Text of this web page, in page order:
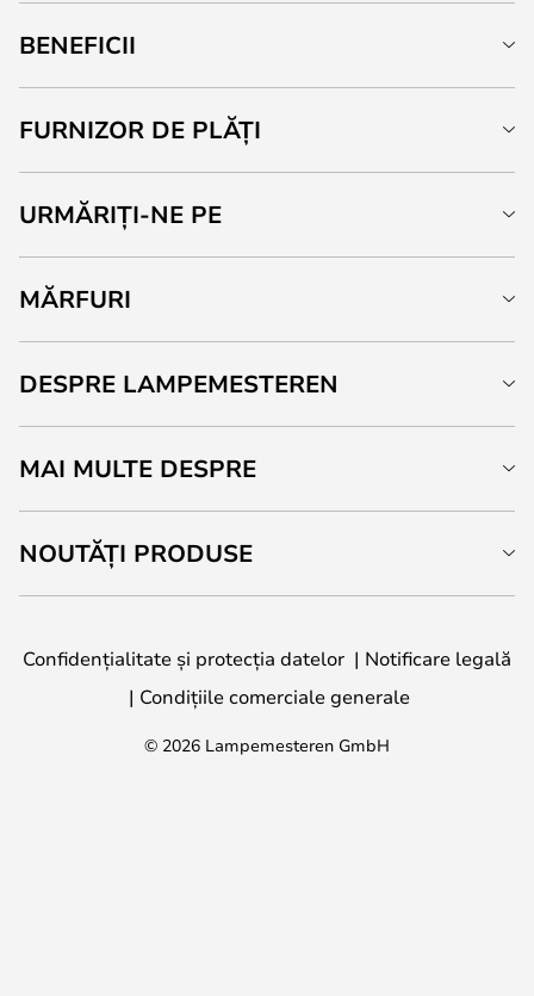
BENEFICII
FURNIZOR DE PLĂȚI
URMĂRIȚI-NE PE
MĂRFURI
DESPRE LAMPEMESTEREN
MAI MULTE DESPRE
NOUTĂȚI PRODUSE
Confidențialitate și protecția datelor
Notificare legală
Condițiile comerciale generale
© 2026 Lampemesteren GmbH